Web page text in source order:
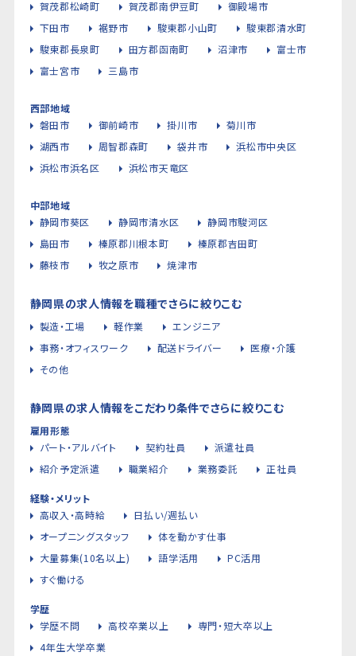
賀茂郡松崎町 賀茂郡南伊豆町
御殿場市
下田市
裾野市 駿東郡小山町
駿東郡清水町
駿東郡長泉町
田方郡函南町 沼津市
富士市
富士宮市
三島市
西部地域
磐田市
御前崎市 掛川市
菊川市
湖西市
周智郡森町 袋井市
浜松市中央区
浜松市浜名区
浜松市天竜区
中部地域
静岡市葵区
静岡市清水区
静岡市駿河区
島田市
榛原郡川根本町
榛原郡吉田町
藤枝市
牧之原市 焼津市
静岡県の求人情報を職種でさらに絞りこむ
製造・工場 軽作業
エンジニア
事務・オフィスワーク
配送ドライバー
医療・介護
その他
静岡県の求人情報をこだわり条件でさらに絞りこむ
雇用形態
パート・アルバイト
契約社員
派遣社員
紹介予定派遣
職業紹介 業務委託 正社員
経験・メリット
高収入・高時給
日払い/週払い
オープニングスタッフ
体を動かす仕事
大量募集(10名以上)
語学活用
PC活用
すぐ働ける
学歴
学歴不問
高校卒業以上
専門・短大卒以上
4年生大学卒業